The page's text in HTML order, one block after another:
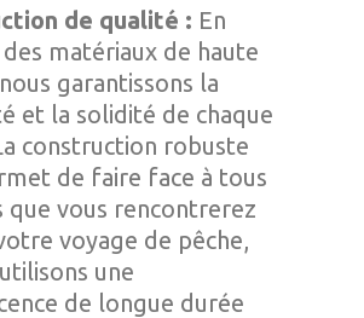
de qualité : En
matériaux de haute
garantissons la
et la solidité de chaque
construction robuste
de faire face à tous
que vous rencontrerez
voyage de pêche,
une
de longue durée